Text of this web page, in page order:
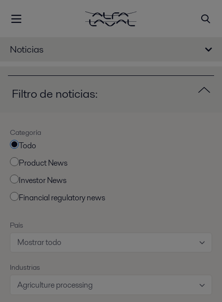
Noticias
Filtro de noticias:
Categoría
Todo
Product News
Investor News
Financial regulatory news
País
Mostrar todo
Industrias
Agriculture processing